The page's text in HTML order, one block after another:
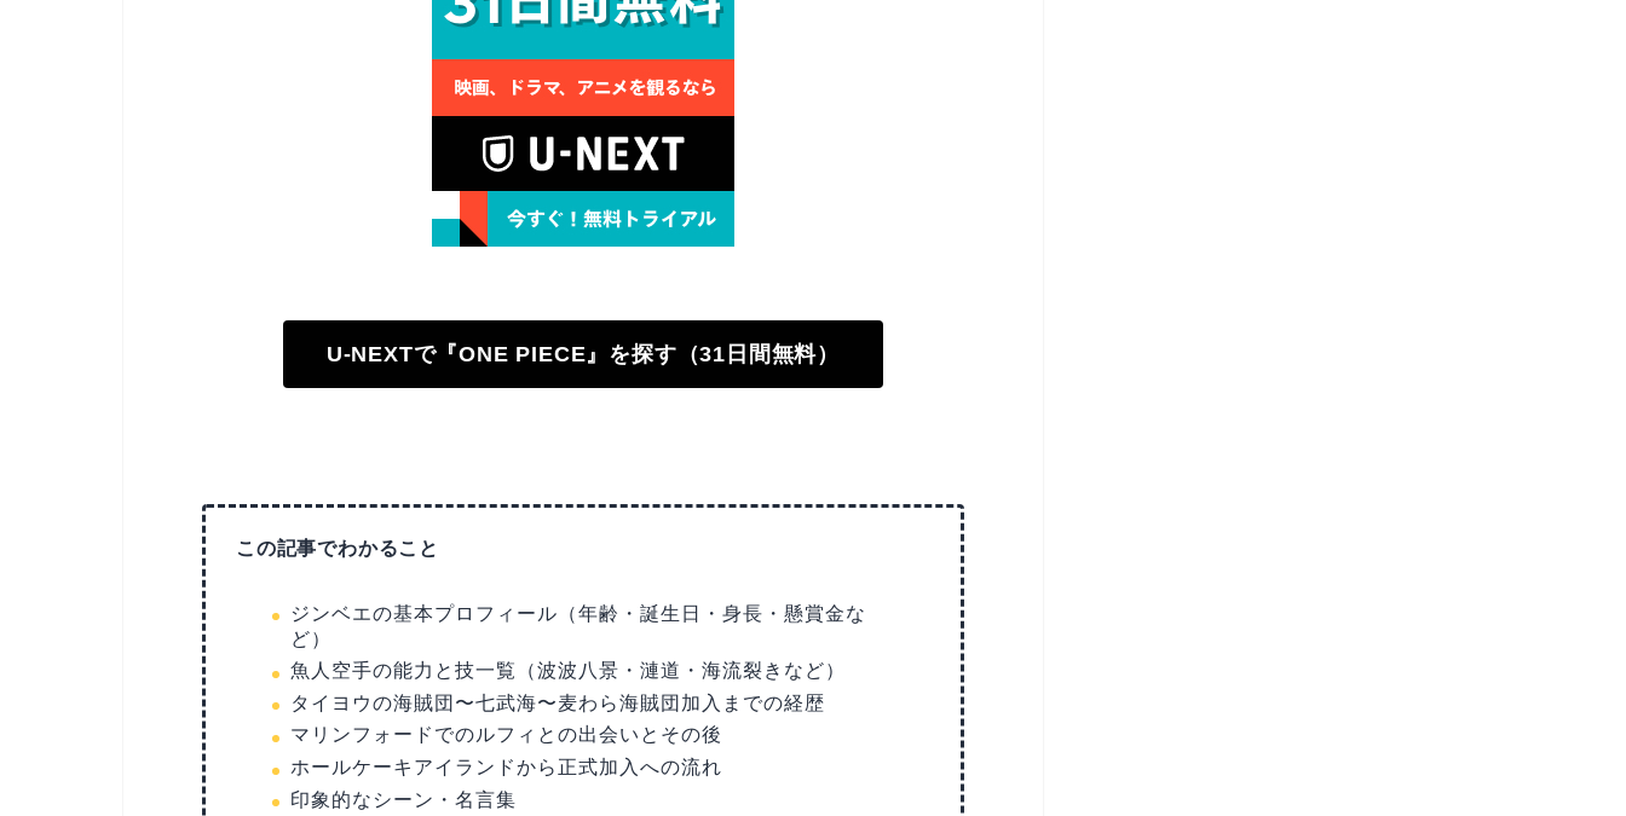
U-NEXTで『ONE PIECE』を探す（31日間無料）
この記事でわかること
ジンベエの基本プロフィール（年齢・誕生日・身長・懸賞金な
ど）
魚人空手の能力と技一覧（波波八景・漣道・海流裂きなど）
タイヨウの海賊団〜七武海〜麦わら海賊団加入までの経歴
マリンフォードでのルフィとの出会いとその後
ホールケーキアイランドから正式加入への流れ
印象的なシーン・名言集